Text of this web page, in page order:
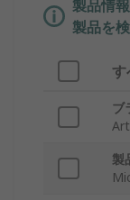
製品情
製品を
す
ブ
製